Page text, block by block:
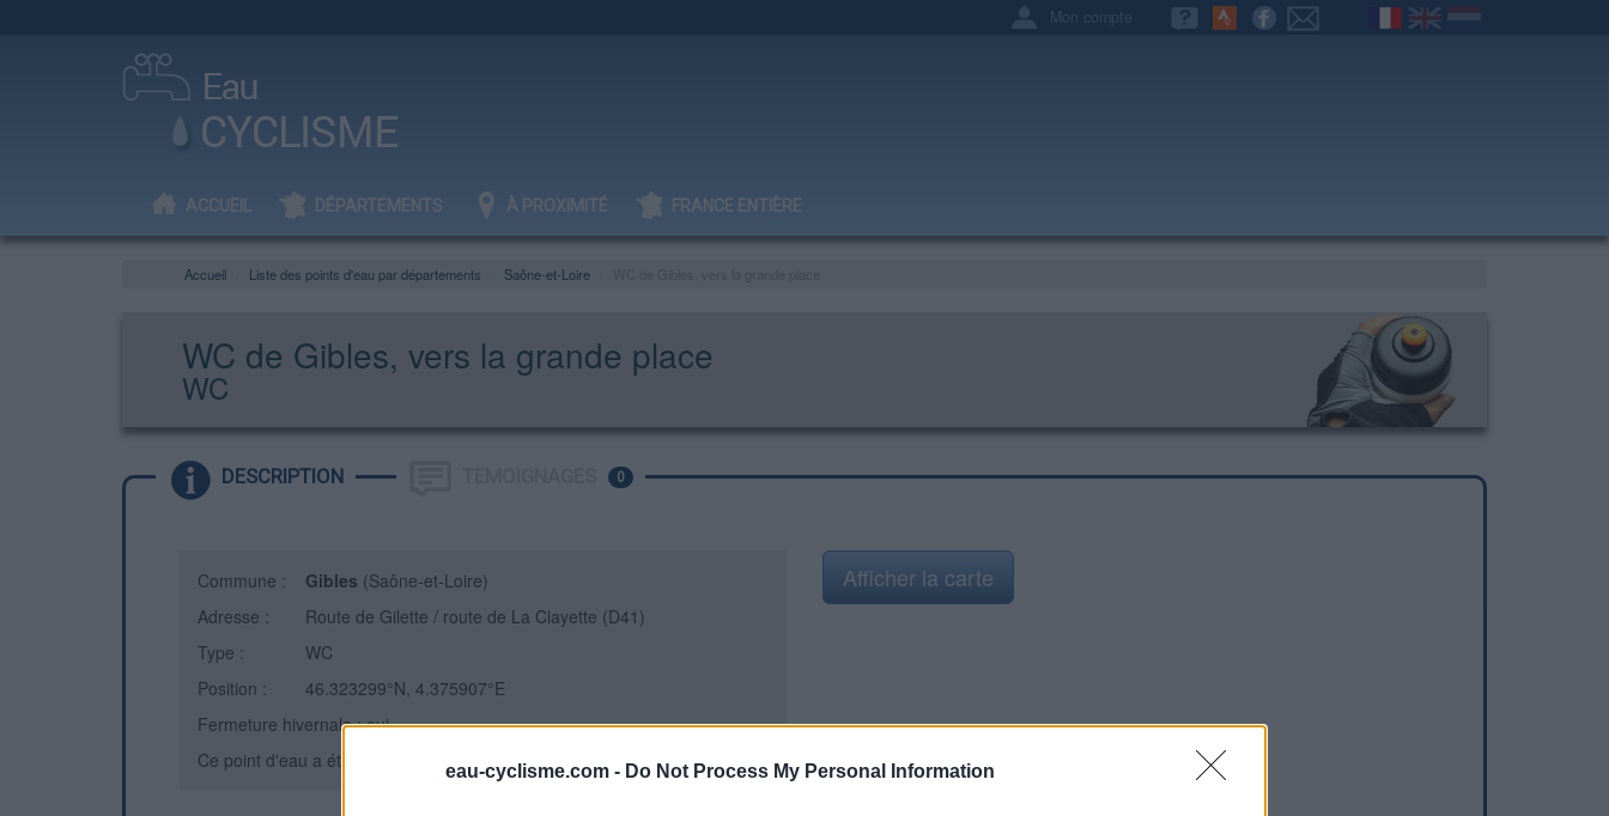
eau-cyclisme.com - Do Not Process My Personal Information
Mon compte
ACCUEIL DÉPARTEMENTS À PROXIMITÉ FRANCE ENTIÈRE
Accueil Liste des points d'eau par départements Saône-et-Loire
WC de Gibles, vers la grande place
WC
DESCRIPTION 0
Commune : Gibles (Saône-et-Loire)
Adresse :
Route de Gilette / route de La Clayette (D41)
Type :
WC
Position :
46.323299°N, 4.375907°E
Fermeture hivernale : oui
Ce point d'eau a été ajouté par
en 2021
Afficher la carte